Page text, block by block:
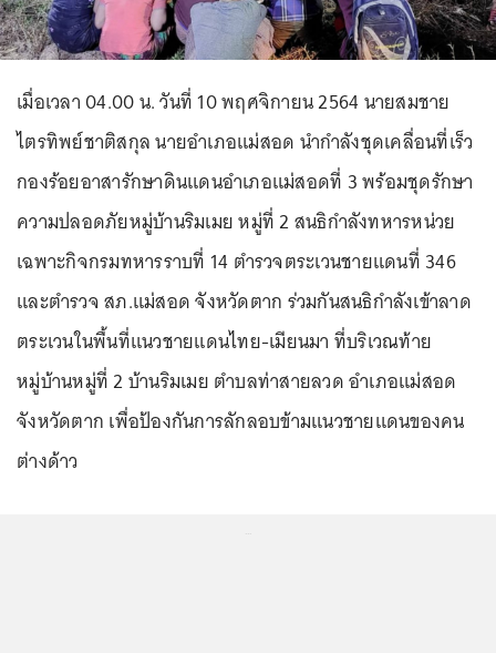
เมื่อเวลา 04.00 น. วันที่ 10 พฤศจิกายน 2564 นายสมชาย
ไตรทิพย์ชาติสกุล นายอำเภอแม่สอด นำกำลังชุดเคลื่อนที่เร็ว
กองร้อยอาสารักษาดินแดนอำเภอแม่สอดที่ 3 พร้อมชุดรักษา
ความปลอดภัยหมู่บ้านริมเมย หมู่ที่ 2 สนธิกำลังทหารหน่วย
เฉพาะกิจกรมทหารราบที่ 14 ตำรวจตระเวนชายแดนที่ 346
และตำรวจ สภ.แม่สอด จังหวัดตาก ร่วมกันสนธิกำลังเข้าลาด
ตระเวนในพื้นที่แนวชายแดนไทย-เมียนมา ที่บริเวณท้าย
หมู่บ้านหมู่ที่ 2 บ้านริมเมย ตำบลท่าสายลวด อำเภอแม่สอด
จังหวัดตาก เพื่อป้องกันการลักลอบข้ามแนวชายแดนของคน
ต่างด้าว